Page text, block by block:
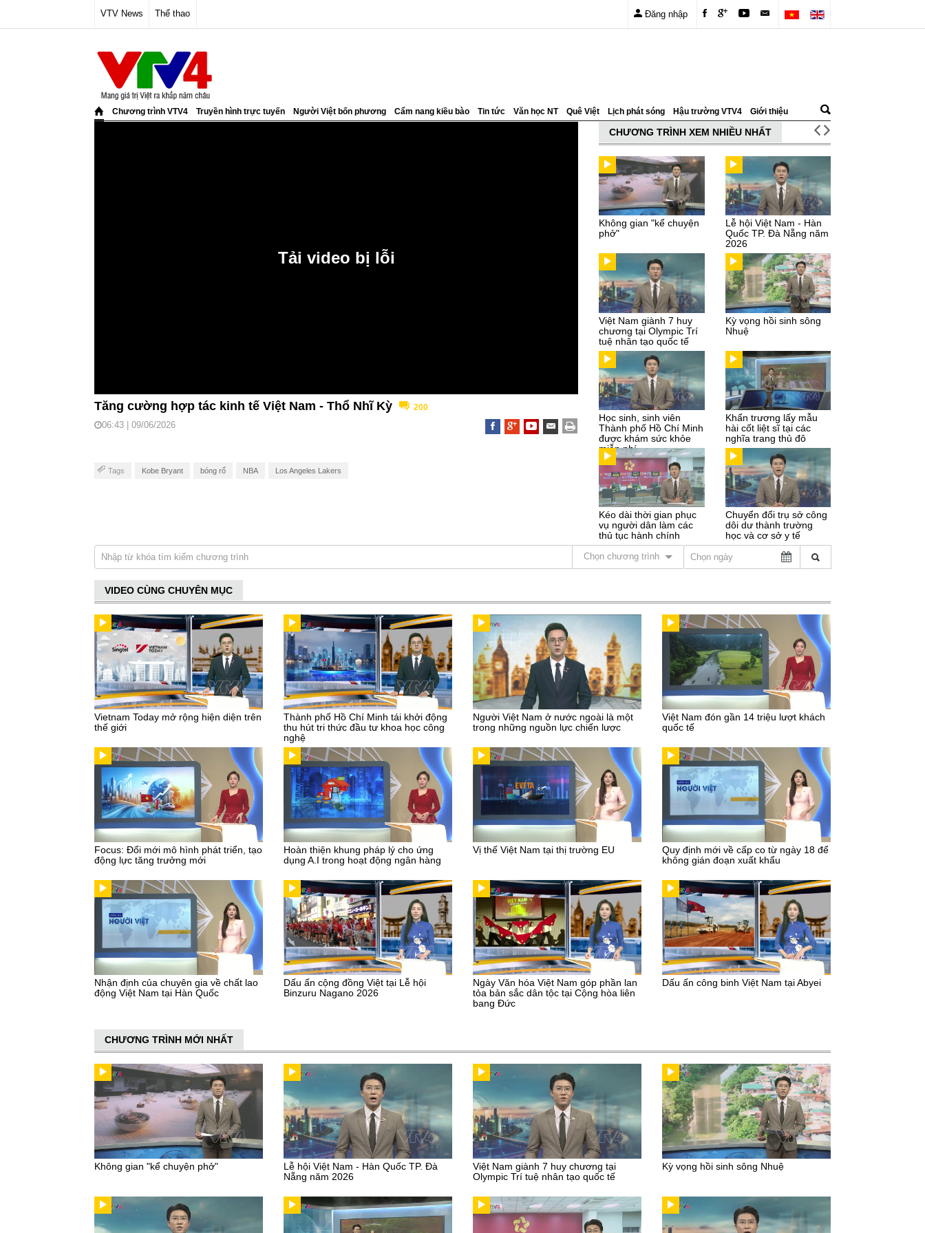
VTV News Thể thao Đăng nhập
Chương trình VTV4 Truyền hình trực tuyến Người Việt bốn phương Cẩm nang kiều bào Tin tức Văn học NT Quê Việt Lịch phát sóng Hậu trường VTV4 Giới thiệu
Tăng cường hợp tác kinh tế Việt Nam - Thổ Nhĩ Kỳ 200
06:43 | 09/06/2026
Tags Kobe Bryant bóng rổ NBA Los Angeles Lakers
CHƯƠNG TRÌNH XEM NHIỀU NHẤT
Không gian "kể chuyện
phở"
Lễ hội Việt Nam - Hàn
Quốc TP. Đà Nẵng năm
2026
Việt Nam giành 7 huy
chương tại Olympic Trí
tuệ nhân tạo quốc tế
Kỳ vọng hồi sinh sông
Nhuệ
Học sinh, sinh viên
Thành phố Hồ Chí Minh
được khám sức khỏe
miễn phí
Khẩn trương lấy mẫu
hài cốt liệt sĩ tại các
nghĩa trang thủ đô
Kéo dài thời gian phục
vụ người dân làm các
thủ tục hành chính
Chuyển đổi trụ sở công
dôi dư thành trường
học và cơ sở y tế
Chọn chương trình
VIDEO CÙNG CHUYÊN MỤC
Vietnam Today mở rộng hiện diện trên
thế giới
Thành phố Hồ Chí Minh tái khởi động
thu hút tri thức đầu tư khoa học công
nghệ
Người Việt Nam ở nước ngoài là một
trong những nguồn lực chiến lược
Việt Nam đón gần 14 triệu lượt khách
quốc tế
Focus: Đổi mới mô hình phát triển, tạo
động lực tăng trưởng mới
Hoàn thiện khung pháp lý cho ứng
dụng A.I trong hoạt động ngân hàng
Vị thế Việt Nam tại thị trường EU
Quy định mới về cấp co từ ngày 18 để
không gián đoạn xuất khẩu
Nhận định của chuyên gia về chất lao
động Việt Nam tại Hàn Quốc
Dấu ấn cộng đồng Việt tại Lễ hội
Binzuru Nagano 2026
Ngày Văn hóa Việt Nam góp phần lan
tỏa bản sắc dân tộc tại Cộng hòa liên
bang Đức
Dấu ấn công binh Việt Nam tại Abyei
CHƯƠNG TRÌNH MỚI NHẤT
Không gian "kể chuyện phở"
Lễ hội Việt Nam - Hàn Quốc TP. Đà
Nẵng năm 2026
Việt Nam giành 7 huy chương tại
Olympic Trí tuệ nhân tạo quốc tế
Kỳ vọng hồi sinh sông Nhuệ